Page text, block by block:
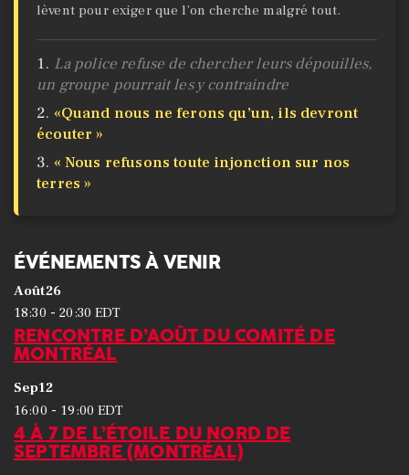
lèvent pour exiger que l’on cherche malgré tout.
La police refuse de chercher leurs dépouilles,
un groupe pourrait les y contraindre
«Quand nous ne ferons qu’un, ils devront
écouter »
« Nous refusons toute injonction sur nos
terres »
ÉVÉNEMENTS À VENIR
Août26
18:30 -20:30 EDT
RENCONTRE D’AOÛT DU COMITÉ DE
MONTRÉAL
Sep12
16:00 - 19:00 EDT
4 À 7 DE L’ÉTOILE DU NORD DE
SEPTEMBRE (MONTRÉAL)